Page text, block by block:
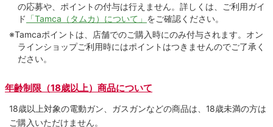
の応募や、ポイントの付与は⾏えません。詳しくは、ご利⽤ガイ
ド 「Tamca（タムカ）について」 をご確認ください。
※Tamcaポイントは、店舗でのご購⼊時にのみ付与されます。オン
ラインショップご利用時にはポイントはつきませんのでご了承く
ださい。
年齢制限（18歳以上）商品について
18歳以上対象の電動ガン、ガスガンなどの商品は、18歳未満の方は
ご購入いただけません。